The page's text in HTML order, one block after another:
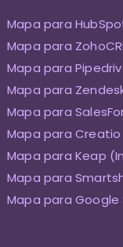
Mapa para
Mapa para
Mapa para
Mapa para
Mapa para
Mapa para Creatio
Mapa para Keap
Mapa para
Mapa para Google